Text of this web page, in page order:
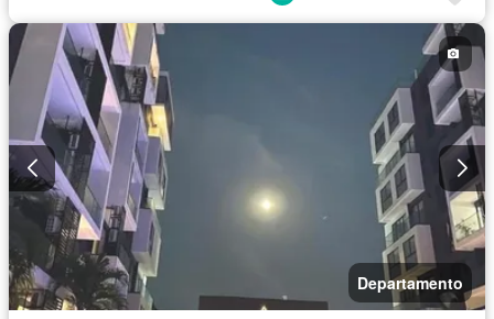
Departamento